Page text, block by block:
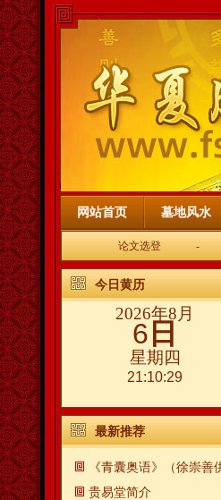
网站首页 墓地风水
论文选登 -
今日黄历
2026年8月
6 日
星期四
21:10:29
最新推荐
《青囊奥语》（徐崇善
贵易堂简介